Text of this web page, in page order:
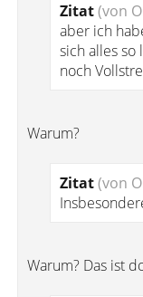
Zitat(von
aber ich
sich alles so
noch
Warum?
Zitat(von
Warum? Das ist